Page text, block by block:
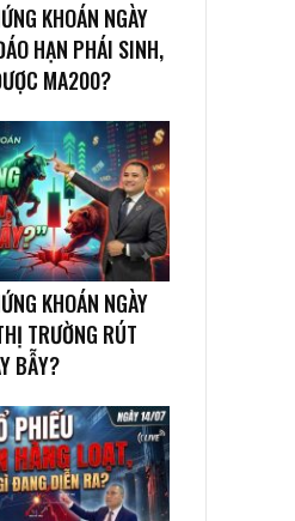
KHOÁN NGÀY
HẠN PHÁI SINH,
MA200?
KHOÁN NGÀY
TRƯỜNG RÚT
BẪY?